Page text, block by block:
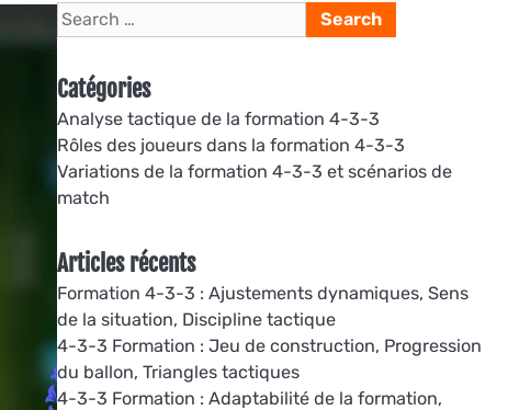
Search
for:
Catégories
Analyse tactique de la formation 4-3-3
Rôles des joueurs dans la formation 4-3-3
Variations de la formation 4-3-3 et scénarios de
match
Articles récents
Formation 4-3-3 : Ajustements dynamiques, Sens
de la situation, Discipline tactique
4-3-3 Formation : Jeu de construction, Progression
du ballon, Triangles tactiques
4-3-3 Formation : Adaptabilité de la formation,